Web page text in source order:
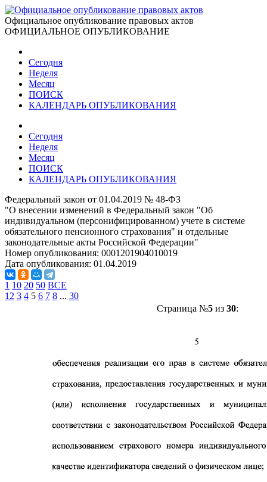
Официальное опубликование правовых актов
ОФИЦИАЛЬНОЕ ОПУБЛИКОВАНИЕ
Сегодня
Неделя
Месяц
ПОИСК
КАЛЕНДАРЬ ОПУБЛИКОВАНИЯ
Сегодня
Неделя
Месяц
ПОИСК
КАЛЕНДАРЬ ОПУБЛИКОВАНИЯ
Федеральный закон от 01.04.2019 № 48-ФЗ
"О внесении изменений в Федеральный закон "Об
индивидуальном (персонифицированном) учете в системе
обязательного пенсионного страхования" и отдельные
законодательные акты Российской Федерации"
Номер опубликования: 0001201904010019
Дата опубликования: 01.04.2019
1 10 20 50 ВСЕ
1 2 3 4 5 6 7 8 ... 30
Страница №5из 30: